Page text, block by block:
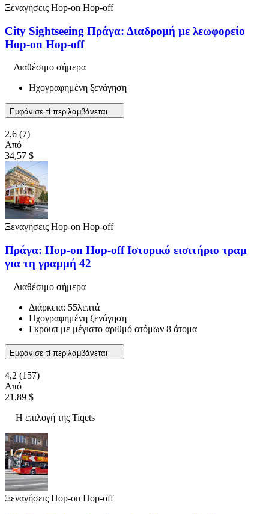
Ξεναγήσεις Hop-on Hop-off
City Sightseeing Πράγα: Διαδρομή με λεωφορείο
Hop-on Hop-off
Διαθέσιμο σήμερα
Ηχογραφημένη ξενάγηση
Εμφάνισε τί περιλαμβάνεται
2,6 (7)
Από
34,57 $
Ξεναγήσεις Hop-on Hop-off
Πράγα: Hop-on Hop-off Ιστορικό εισιτήριο τραμ
για τη γραμμή 42
Διαθέσιμο σήμερα
Διάρκεια: 55λεπτά
Ηχογραφημένη ξενάγηση
Γκρουπ με μέγιστο αριθμό ατόμων 8 άτομα
Εμφάνισε τί περιλαμβάνεται
4,2 (157)
Από
21,89 $
Η επιλογή της Tiqets
Ξεναγήσεις Hop-on Hop-off